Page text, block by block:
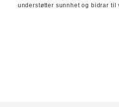
understøtter sunnhet og bidrar til